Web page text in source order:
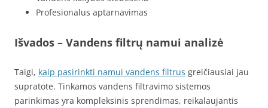
Profesionalus aptarnavimas
Išvados – Vandens filtrų namui analizė
Taigi, kaip pasirinkti namui vandens filtrus greičiausiai jau
supratote. Tinkamos vandens filtravimo sistemos
parinkimas yra kompleksinis sprendimas, reikalaujantis